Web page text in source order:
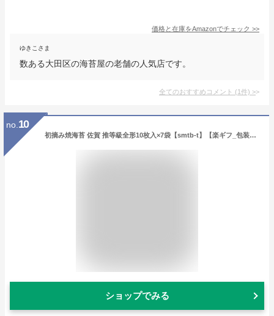
価格と在庫をAmazonでチェック >>
ゆきこさま
数ある大田区の海苔屋の老舗の人気店です。
全てのおすすめコメント (1件) >
no. 10
初摘み焼海苔 佐賀 推等級全形10枚入×7袋【smtb-t】【楽ギフ_包装】【楽ギフ_のし宛書】【RCP】
ショップでみる